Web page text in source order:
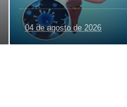
04 de agosto de 2026